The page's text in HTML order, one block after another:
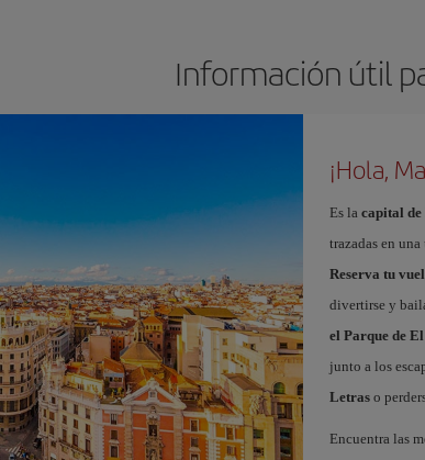
Información útil
¡Hola,
Es la capital de
trazadas en
Reserva tu
divertirse y
el Parque de
junto a los
Letraso
Encuentra las